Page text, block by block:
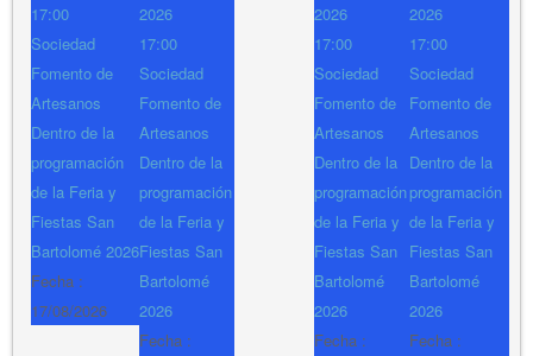
17:00
Sociedad
Fomento de
Artesanos
Dentro de la
programación
de la Feria y
Fiestas San
Bartolomé 2026
Fecha :
17/08/2026
2026
17:00
Sociedad
Fomento de
Artesanos
Dentro de la
programación
de la Feria y
Fiestas San
Bartolomé
2026
Fecha :
2026
17:00
Sociedad
Fomento de
Artesanos
Dentro de la
programación
de la Feria y
Fiestas San
Bartolomé
2026
Fecha :
2026
17:00
Sociedad
Fomento de
Artesanos
Dentro de la
programación
de la Feria y
Fiestas San
Bartolomé
2026
Fecha :